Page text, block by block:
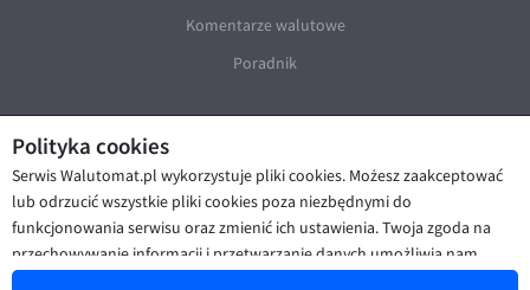
Polityka cookies
Serwis Walutomat.pl wykorzystuje pliki cookies. Możesz zaakceptować
lub odrzucić wszystkie pliki cookies poza niezbędnymi do
funkcjonowania serwisu oraz zmienić ich ustawienia. Twoja zgoda na
przechowywanie informacji i przetwarzanie danych umożliwia nam
poprawę funkcjonalności strony oraz prezentowanie Ci
Komentarze walutowe
Poradnik
© Walutomat 2026 | Regulaminy
|
Polityka prywatności i cookies | Deklaracja dostępności